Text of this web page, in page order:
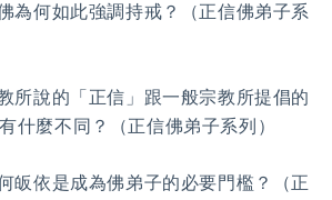
為何如此強調持戒？（正信佛弟子系
所說的「正信」跟一般宗教所提倡的
什麼不同？（正信佛弟子系列）
皈依是成為佛弟子的必要門檻？（正